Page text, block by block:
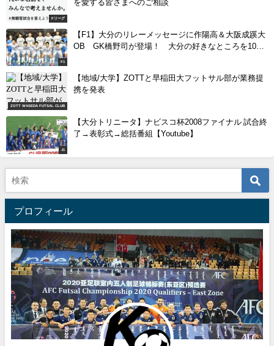
Fリーグ
を愛する皆さまへのご相談
F1
【F1】大分のリレーメッセージに作陽高＆大阪成蹊大
OB GK橋野司が登場！ 大分の好きなところを10個
ZOTT WASEDA FUTSAL CLUB
【地域/大学】ZOTTと早稲田大フットサル部が業務提
携を発表
J1
【大分トリニータ】ナビスコ杯2008ファイナル 試合終
了→表彰式→総括番組【Youtube】
プロフィール